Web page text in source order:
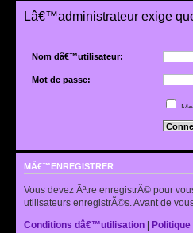
Lâ€™administrateur exige
Nom dâ€™utilisateur:
Mot de passe:
MÂ€™ENREGISTRER
Vous devez Ãªtre enregistrÃ© pour
utilisateurs enregistrÃ©s. Avant de
Conditions dâ€™utilisation